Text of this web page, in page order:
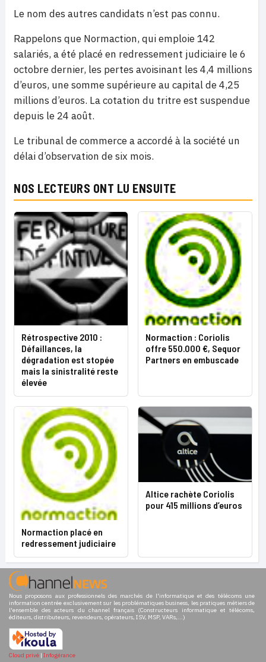
Le nom des autres candidats n’est pas connu.
Rappelons que Normaction, qui emploie 142
salariés, a été placé en redressement judiciaire le 6
octobre dernier, les pertes avoisinant les 4,4 millions
d’euros, une somme supérieure au capital de 4,25
millions d’euros. La cotation du tritre est suspendue
depuis le 24 août.
Le tribunal de commerce a accordé à la société un
délai d’observation de six mois.
NOS LECTEURS ONT LU ENSUITE
Rétrospective 2010 :
Défaillances, la
dégradation est stopée
mais la sinistralité reste
élevée
Normaction : Coriolis
offre 550.000 €, Sequor
Partners en embuscade
Normaction placé en
redressement judiciaire
Altice rachète Coriolis
pour 415 millions d’euros
Nous proposons aux professionnels des marchés de l'informatique et des télécoms une
information centrée exclusivement sur les problématiques business, les pratiques métiers de
l'ensemble des acteurs du channel français (Constructeurs informatique et télécoms,
éditeurs, distributeurs, revendeurs, opérateurs, ISV, MSP, VARs,...)
Cloud privé | Infogérance